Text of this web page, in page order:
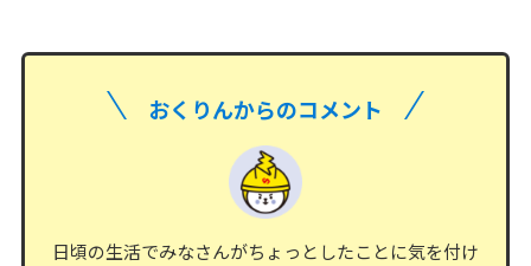
おくりんからのコメント
日頃の生活でみなさんがちょっとしたことに気を付け